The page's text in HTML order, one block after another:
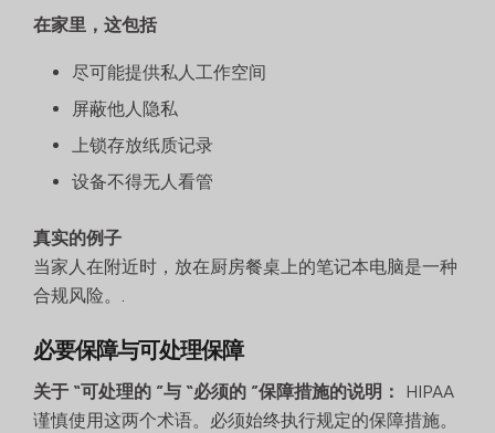
在家里，这包括
尽可能提供私人工作空间
屏蔽他人隐私
上锁存放纸质记录
设备不得无人看管
真实的例子
当家人在附近时，放在厨房餐桌上的笔记本电脑是一种
合规风险。.
必要保障与可处理保障
关于 “可处理的 ”与 “必须的 ”保障措施的说明：
HIPAA
谨慎使用这两个术语。必须始终执行规定的保障措施。